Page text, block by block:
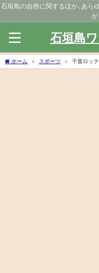
石垣島の自然に関するほか､あら
石垣島
ホーム スポーツ 千葉ロッ